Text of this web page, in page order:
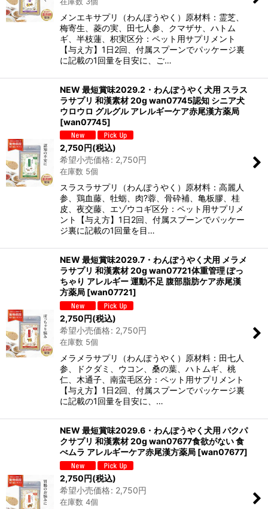
メンエキサプリ（わんぽうやく）原材料：霊芝、
梅寄生、菱の実、田七人参、クマザサ、ハトム
ギ、半枝蓮、枳実区分：ペット用サプリメント
【与え方】1日2回、付属スプーンでパッケージ裏
に記載の1回量を目安に、ご…
NEW 最短賞味2029.2・わんぽうやく犬用 スラス
ラサプリ 和漢素材 20g wan07745認知 シニア犬
ウロウロ グルグル アレルギーケア赤尾漢方薬局
[wan07745]
2,750円(税込)
希望小売価格: 2,750円
在庫数 5個
スラスラサプリ（わんぽうやく）原材料：高麗人
参、鶏血藤、牡蛎、肉?蓉、骨砕補、亀板膠、桂
皮、夜交藤、エゾウコギ区分：ペット用サプリメ
ント【与え方】1日2回、付属スプーンでパッケー
ジ裏に記載の1回量を目…
NEW 最短賞味2029.7・わんぽうやく犬用 メラメ
ラサプリ 和漢素材 20g wan07721体重管理 ぽっ
ちゃり アレルギー 運動不足 腹部脂肪ケア赤尾漢
方薬局 [wan07721]
2,750円(税込)
希望小売価格: 2,750円
在庫数 5個
メラメラサプリ（わんぽうやく）原材料：田七人
参、ドクダミ、ウコン、桑の葉、ハトムギ、桃
仁、木通子、南蛮毛区分：ペット用サプリメント
【与え方】1日2回、付属スプーンでパッケージ裏
に記載の1回量を目安に、…
NEW 最短賞味2029.6・わんぽうやく犬用 パクパ
クサプリ 和漢素材 20g wan07677食欲がない 食
べムラ アレルギーケア赤尾漢方薬局 [wan07677]
2,750円(税込)
希望小売価格: 2,750円
在庫数 4個